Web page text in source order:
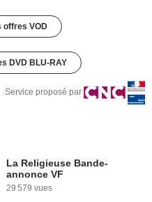
offres VOD
DVD BLU-RAY
Service proposé par
La Religieuse Bande-
annonce VF
29 579 vues